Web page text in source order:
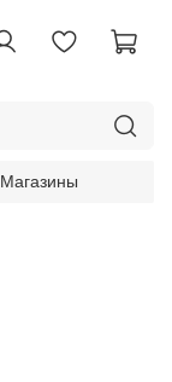
Магазины